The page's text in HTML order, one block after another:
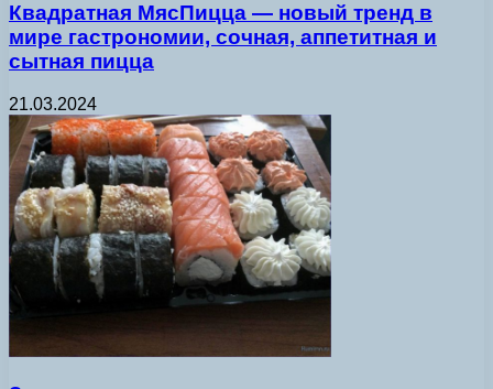
Квадратная МясПицца — новый тренд в
мире гастрономии, сочная, аппетитная и
сытная пицца
21.03.2024